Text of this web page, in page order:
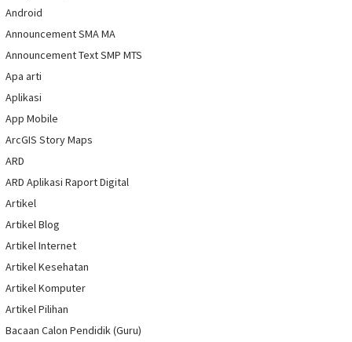
Android
Announcement SMA MA
Announcement Text SMP MTS
Apa arti
Aplikasi
App Mobile
ArcGIS Story Maps
ARD
ARD Aplikasi Raport Digital
Artikel
Artikel Blog
Artikel Internet
Artikel Kesehatan
Artikel Komputer
Artikel Pilihan
Bacaan Calon Pendidik (Guru)